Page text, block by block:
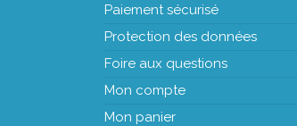
Paiement sécurisé
Protection des données
Foire aux questions
Mon compte
Mon panier